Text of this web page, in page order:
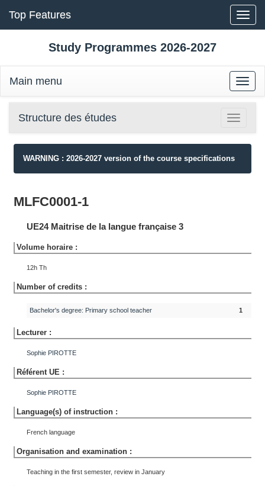
Toggle
Top Features
Study Programmes 2026-2027
Toggle
Main menu
Toggle
Structure des études
WARNING : 2026-2027 version of the course specifications
MLFC0001-1
UE24 Maitrise de la langue française 3
Volume horaire :
12h Th
Number of credits :
Bachelor's degree: Primary school teacher 1
Lecturer :
Sophie PIROTTE
Référent UE :
Sophie PIROTTE
Language(s) of instruction :
French language
Organisation and examination :
Teaching in the first semester, review in January